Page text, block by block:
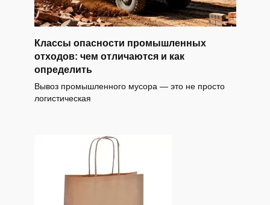
Классы опасности промышленных
отходов: чем отличаются и как
определить
Вывоз промышленного мусора — это не просто
логистическая